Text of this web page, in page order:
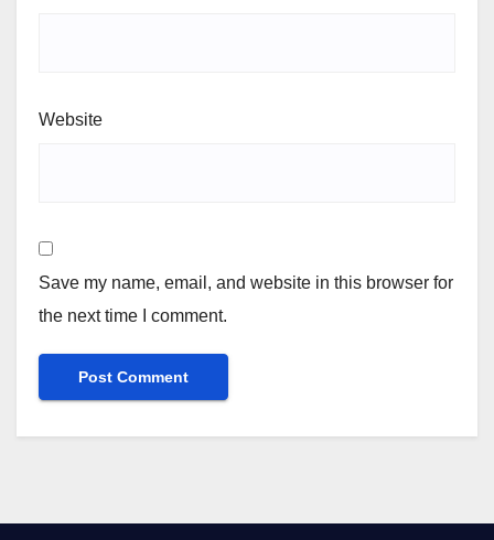
Website
Save my name, email, and website in this browser for
the next time I comment.